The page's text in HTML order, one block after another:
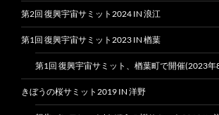
第2回 復興宇宙サミット2024 IN 浪江
第1回 復興宇宙サミット2023 IN 楢葉
第1回 復興宇宙サミット、楢葉町で開催(2023年
きぼうの桜サミット2019 IN 洋野